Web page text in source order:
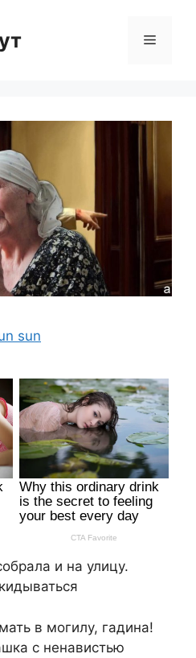
Menu
sun
и на улицу.
в могилу, гадина!
с ненавистью